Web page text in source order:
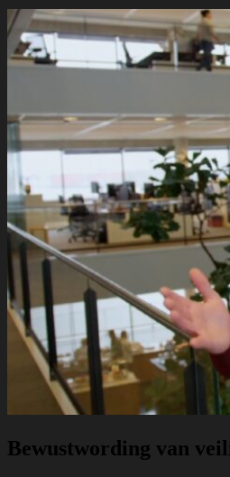
Bewustwording van